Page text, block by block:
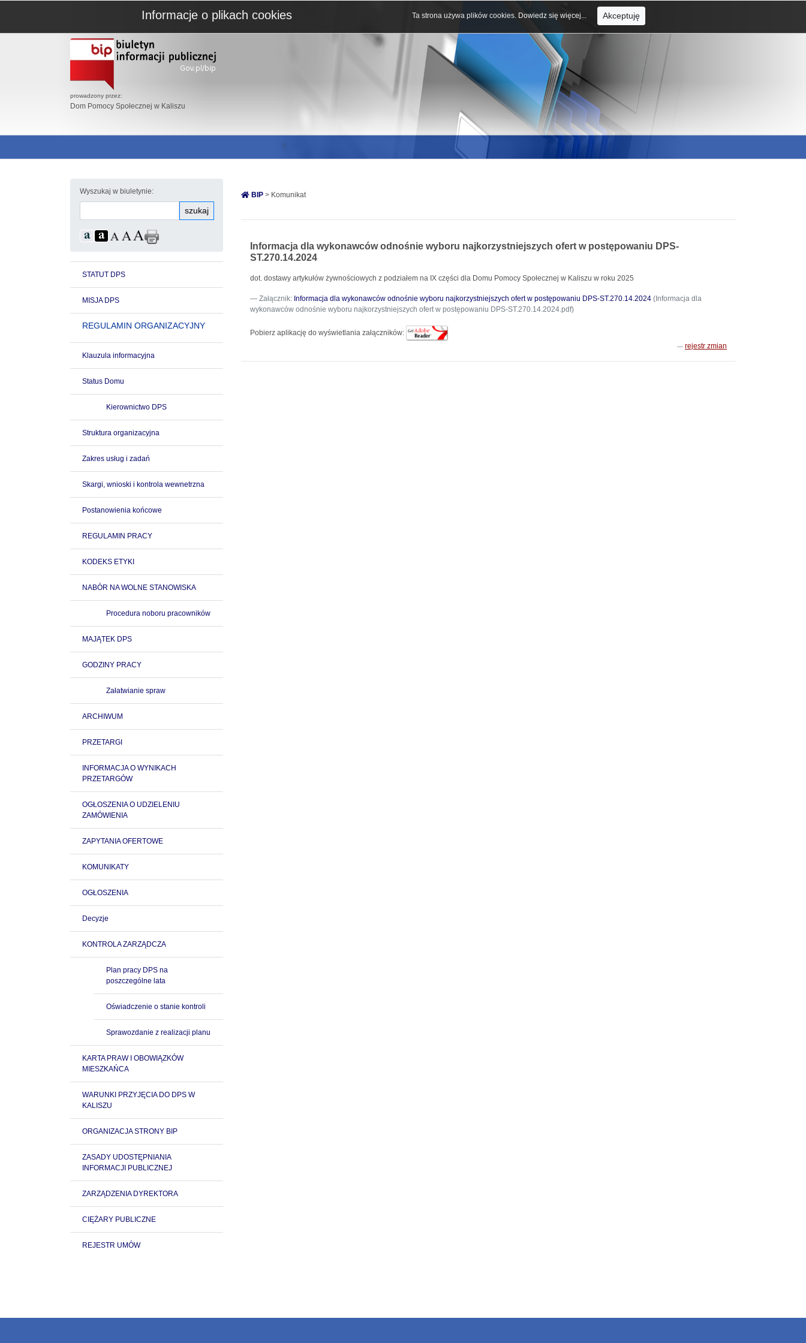
prowadzony przez:
Dom Pomocy Społecznej w Kaliszu
Wyszukaj w biuletynie:
szukaj
STATUT DPS
MISJA DPS
REGULAMIN ORGANIZACYJNY
Klauzula informacyjna
Status Domu
Kierownictwo DPS
Struktura organizacyjna
Zakres usług i zadań
Skargi, wnioski i kontrola wewnetrzna
Postanowienia końcowe
REGULAMIN PRACY
KODEKS ETYKI
NABÓR NA WOLNE STANOWISKA
Procedura noboru pracowników
MAJĄTEK DPS
GODZINY PRACY
Załatwianie spraw
ARCHIWUM
PRZETARGI
INFORMACJA O WYNIKACH
PRZETARGÓW
OGŁOSZENIA O UDZIELENIU
ZAMÓWIENIA
ZAPYTANIA OFERTOWE
KOMUNIKATY
OGŁOSZENIA
Decyzje
KONTROLA ZARZĄDCZA
Plan pracy DPS na
poszczególne lata
Oświadczenie o stanie kontroli
Sprawozdanie z realizacji planu
KARTA PRAW I OBOWIĄZKÓW
MIESZKAŃCA
WARUNKI PRZYJĘCIA DO DPS W
KALISZU
ORGANIZACJA STRONY BIP
ZASADY UDOSTĘPNIANIA
INFORMACJI PUBLICZNEJ
ZARZĄDZENIA DYREKTORA
CIĘŻARY PUBLICZNE
REJESTR UMÓW
BIP > Komunikat
Informacja dla wykonawców odnośnie wyboru najkorzystniejszych ofert w postępowaniu DPS-
ST.270.14.2024
dot. dostawy artykułów żywnościowych z podziałem na IX części dla Domu Pomocy Społecznej w Kaliszu w roku 2025
Załącznik: Informacja dla wykonawców odnośnie wyboru najkorzystniejszych ofert w postępowaniu DPS-ST.270.14.2024 (Informacja dla
wykonawców odnośnie wyboru najkorzystniejszych ofert w postępowaniu DPS-ST.270.14.2024.pdf)
Pobierz aplikację do wyświetlania załączników:
rejestr zmian
Informacje o plikach cookies Ta strona używa plików cookies. Dowiedz się więcej... Akceptuję